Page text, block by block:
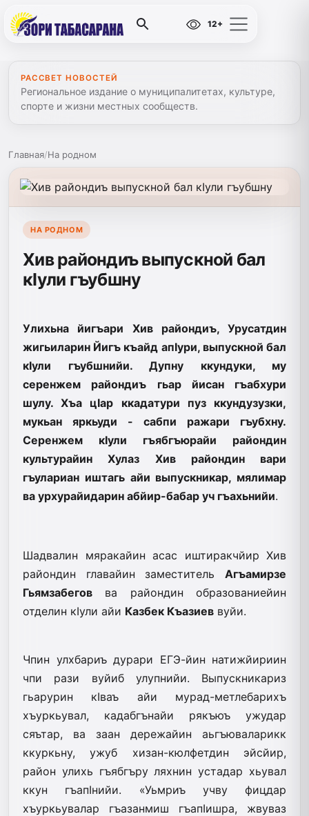
12+
РАССВЕТ НОВОСТЕЙ
Региональное издание о муниципалитетах, культуре,
спорте и жизни местных сообществ.
Главная/На родном
НА РОДНОМ
Хив райондиъ выпускной бал
кIули гъубшну
Улихьна йигъари Хив райондиъ, Урусатдин
жигьиларин Йигъ къайд апIури, выпускной бал
кIули гъубшнийи. Дупну ккундуки, му
серенжем райондиъ гьар йисан гъабхури
шулу. Хъа цIар ккадатури пуз ккундузузки,
мукьан яркьуди - сабпи ражари гъубхну.
Серенжем кIули гъябгъюрайи райондин
культурайин Хулаз Хив райондин вари
гъулариан иштагь айи выпускникар, мялимар
ва урхурайидарин абйир-бабар уч гъахьнийи.
Шадвалин мяракайин асас иштиракчйир Хив
райондин главайин заместитель Агъамирзе
Гьямзабегов ва райондин образованиейин
отделин кIули айи Казбек Къазиев вуйи.
Чпин улхбариъ дурари ЕГЭ-йин натижйириин
чпи рази вуйиб улупнийи. Выпускникариз
гьарурин кIваъ айи мурад-метлебарихъ
хъуркьувал, кадабгънайи рякъюъ ужудар
сяътар, ва заан дережайин аьгъюваларикк
ккуркьну, ужуб хизан-кюлфетдин эйсйир,
район улихь гъябгъру ляхнин устадар хьувал
ккун гъапIнийи. «Уьмриъ учву фицдар
хъуркьувалар гъазанмиш гъапIишра, жвуваз